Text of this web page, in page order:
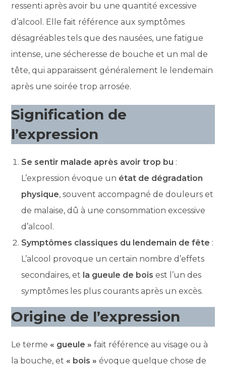
ressenti après avoir bu une quantité excessive
d’alcool. Elle fait référence aux symptômes
désagréables tels que des nausées, une fatigue
intense, une sécheresse de bouche et un mal de
tête, qui apparaissent généralement le lendemain
après une soirée trop arrosée.
Signification de
l’expression
Se sentir malade après avoir trop bu :
L’expression évoque un état de dégradation
physique, souvent accompagné de douleurs et
de malaise, dû à une consommation excessive
d’alcool.
Symptômes classiques du lendemain de fête :
L’alcool provoque un certain nombre d’effets
secondaires, et la gueule de bois est l’un des
symptômes les plus courants après un excès.
Origine de l’expression
Le terme « gueule » fait référence au visage ou à
la bouche, et « bois » évoque quelque chose de